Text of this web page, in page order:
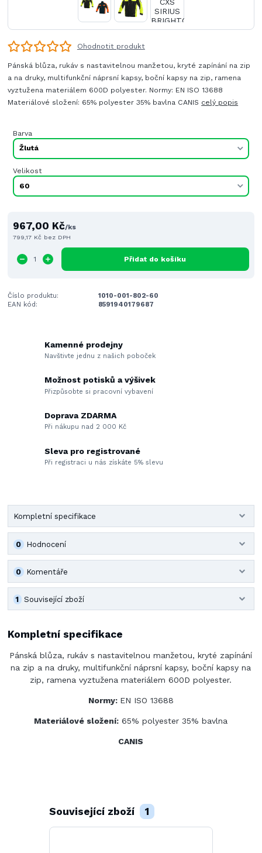
Ohodnotit produkt
Pánská blůza, rukáv s nastavitelnou manžetou, kryté zapínání na zip
a na druky, multifunkční náprsní kapsy, boční kapsy na zip, ramena
vyztužena materiálem 600D polyester. Normy: EN ISO 13688
Materiálové složení: 65% polyester 35% bavlna CANIS celý popis
Barva
Velikost
967,00 Kč/ks
799,17 Kč bez DPH
Přidat do košíku
Číslo produktu:
1010-001-802-60
EAN kód:
8591940179687
Kamenné prodejny
Navštivte jednu z našich poboček
Možnost potisků a výšivek
Přizpůsobte si pracovní vybavení
Doprava ZDARMA
Při nákupu nad 2 000 Kč
Sleva pro registrované
Při registraci u nás získáte 5% slevu
Kompletní specifikace
Hodnocení
0
Komentáře
0
Související zboží
1
Kompletní specifikace
Pánská blůza, rukáv s nastavitelnou manžetou, kryté zapínání
na zip a na druky, multifunkční náprsní kapsy, boční kapsy na
zip, ramena vyztužena materiálem 600D polyester.
Normy: EN ISO 13688
Materiálové složení: 65% polyester 35% bavlna
CANIS
Související zboží 1